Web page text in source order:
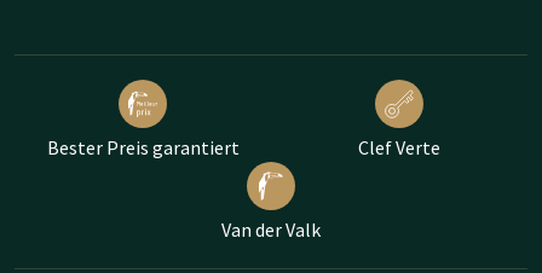
Bester Preis garantiert Clef Verte
Van der Valk